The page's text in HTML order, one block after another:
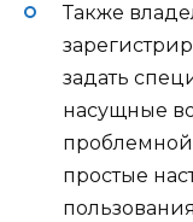
Также
задать
насущные
простые